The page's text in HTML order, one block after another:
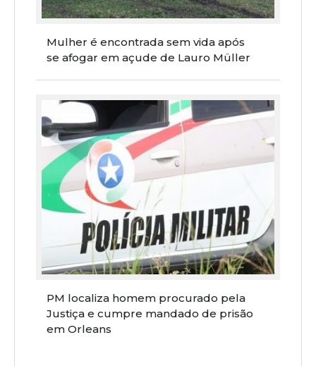
Mulher é encontrada sem vida após
se afogar em açude de Lauro Müller
PM localiza homem procurado pela
Justiça e cumpre mandado de prisão
em Orleans